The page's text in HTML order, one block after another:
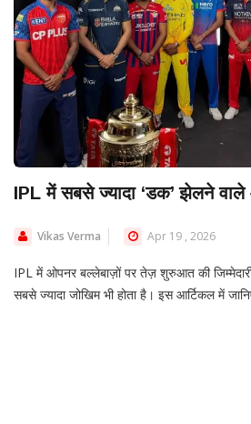
IPL में सबसे ज्यादा ‘डक’ झेलने
Vikas Verma Apr 19 , 2026
IPL में ओपनर बल्लेबाज़ों पर तेज़ शुरुआत की जिम्मेदारी
सबसे ज्यादा जोखिम भी होता है। इस आर्टिकल में